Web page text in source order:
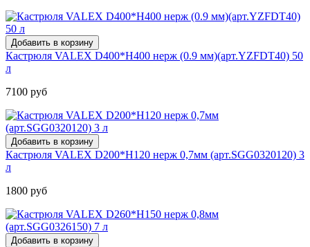
Кастрюля VALEX D400*H400 нерж (0.9 мм)(арт.YZFDT40) 50
л
7100 руб
Кастрюля VALEX D200*H120 нерж 0,7мм (арт.SGG0320120) 3
л
1800 руб